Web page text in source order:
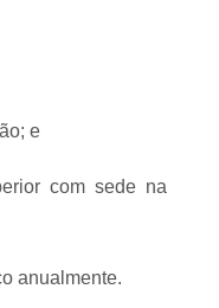
e
com sede na
anualmente.